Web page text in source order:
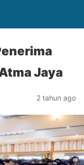
Jaya
2 tahun ago